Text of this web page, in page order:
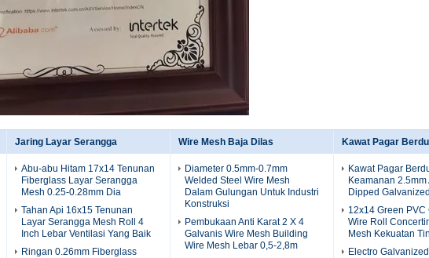
Jaring Layar Serangga
Abu-abu Hitam 17x14 Tenunan
Fiberglass Layar Serangga
Mesh 0.25-0.28mm Dia
Tahan Api 16x15 Tenunan
Layar Serangga Mesh Roll 4
Inch Lebar Ventilasi Yang Baik
Ringan 0.26mm Fiberglass
Wire Mesh Baja Dilas
Diameter 0.5mm-0.7mm
Welded Steel Wire Mesh
Dalam Gulungan Untuk Industri
Konstruksi
Pembukaan Anti Karat 2 X 4
Galvanis Wire Mesh Building
Wire Mesh Lebar 0,5-2,8m
Kawat Pagar
Kawat Pagar
Keamanan 2.5mm
Dipped Galvanized
12x14 Green
Wire Roll
Mesh Kekuatan
Electro